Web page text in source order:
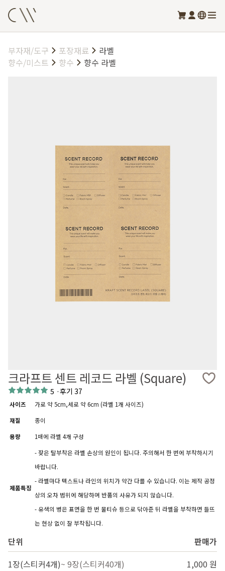
부자재/도구 포장재료
라벨
향수/미스트
향수 향수 라벨
크라프트 센트 레코드 라벨 (Square)
5 ·후기 37
사이즈
가로 약 5cm,세로 약 6cm (라벨 1개 사이즈)
재질
종이
용량
1매에 라벨 4개 구성
제품특징
- 잦은 탈부착은 라벨 손상의 원인이 됩니다. 주의해서 한 번에 부착하시기
바랍니다.
- 라벨마다 텍스트나 라인의 위치가 약간 다를 수 있습니다. 이는 제작 공정
상의 오차 범위에 해당하며 반품의 사유가 되지 않습니다.
- 유색의 병은 표면을 한 번 물티슈 등으로 닦아준 뒤 라벨을 부착하면 들뜨
는 현상 없이 잘 부착됩니다.
단위
판매가
1장(스티커4개)~ 9장(스티커40개) 1,000 원